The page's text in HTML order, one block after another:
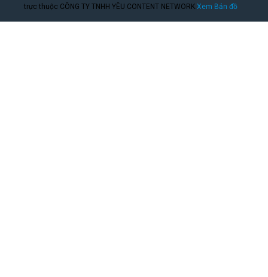
trực thuộc CÔNG TY TNHH YÊU CONTENT NETWORK.Xem Bản đồ